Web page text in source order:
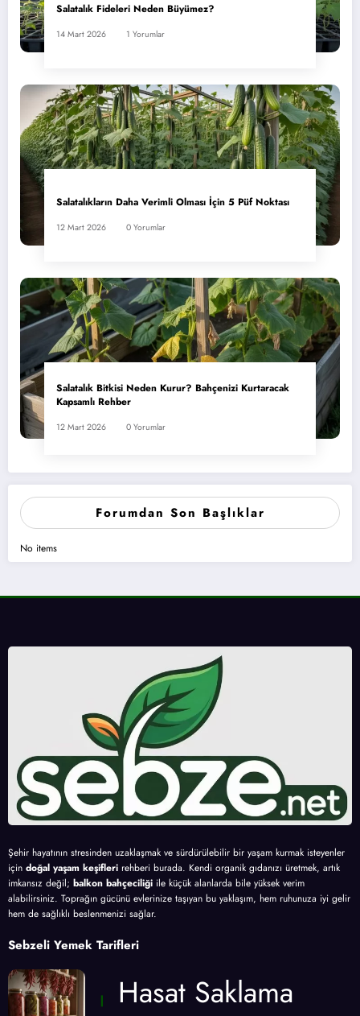
Salatalık Fideleri Neden Büyümez?
14 Mart 2026 1 Yorumlar
Salatalıkların Daha Verimli Olması İçin 5 Püf Noktası
12 Mart 2026 0 Yorumlar
Salatalık Bitkisi Neden Kurur? Bahçenizi Kurtaracak
Kapsamlı Rehber
12 Mart 2026 0 Yorumlar
Forumdan Son Başlıklar
No items
Şehir hayatının stresinden uzaklaşmak ve sürdürülebilir bir yaşam kurmak isteyenler
için doğal yaşam keşifleri rehberi burada. Kendi organik gıdanızı üretmek, artık
imkansız değil; balkon bahçeciliği ile küçük alanlarda bile yüksek verim
alabilirsiniz. Toprağın gücünü evlerinize taşıyan bu yaklaşım, hem ruhunuza iyi gelir
hem de sağlıklı beslenmenizi sağlar.
Sebzeli Yemek Tarifleri
Hasat Saklama